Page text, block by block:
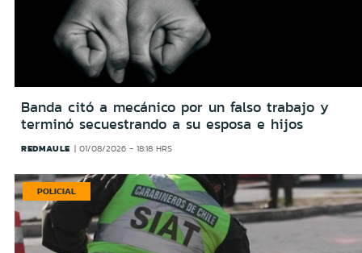
Banda citó a mecánico por un falso trabajo y
terminó secuestrando a su esposa e hijos
REDMAULE 01/08/2026 - 18:18 HRS
POLICIAL